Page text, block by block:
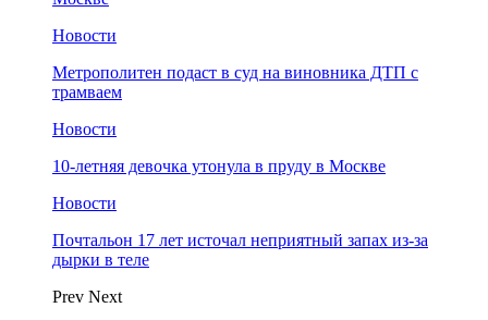
Новости
Метрополитен подаст в суд на виновника ДТП с
трамваем
Новости
10-летняя девочка утонула в пруду в Москве
Новости
Почтальон 17 лет источал неприятный запах из-за
дырки в теле
Prev Next